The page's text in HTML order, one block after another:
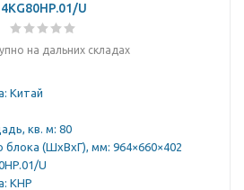
4KG80HP.01/U
на дальних складах
Китай
кв. м: 80
блока (ШхВхГ), мм: 964×660×402
U
КНР